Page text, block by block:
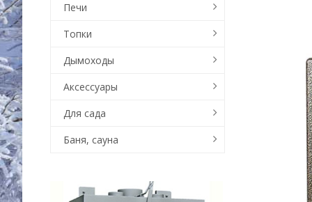
Печи
Топки
Дымоходы
Аксессуары
Для сада
Баня, сауна